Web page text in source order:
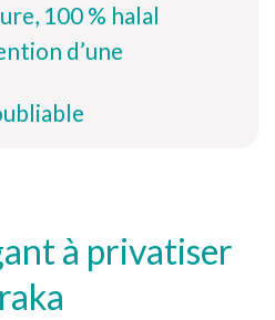
100 % halal
d’une
à privatiser